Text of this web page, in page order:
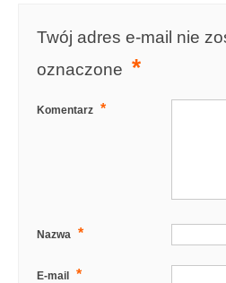
Twój adres e-mail nie
oznaczone *
Komentarz *
Nazwa *
E-mail *